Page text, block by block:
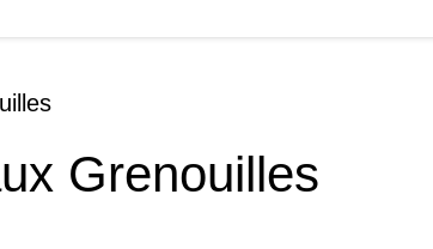
Grenouilles